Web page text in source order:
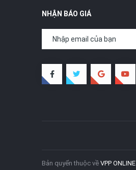
NHẬN BÁO GIÁ
Bản quyển thuộc về VPP ONLINE